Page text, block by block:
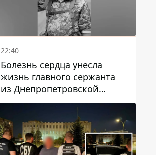
22:40
Болезнь сердца унесла
жизнь главного сержанта
из Днепропетровской
области Юрия Свистуна